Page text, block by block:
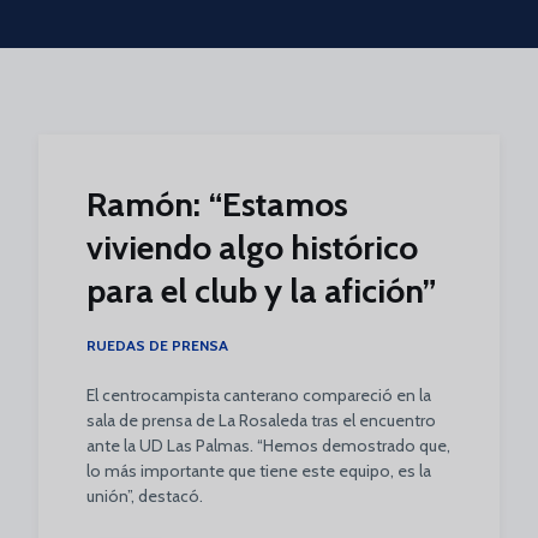
Skip to main content
Ramón: “Estamos
viviendo algo histórico
para el club y la afición”
RUEDAS DE PRENSA
El centrocampista canterano compareció en la
sala de prensa de La Rosaleda tras el encuentro
ante la UD Las Palmas. “Hemos demostrado que,
lo más importante que tiene este equipo, es la
unión”, destacó.